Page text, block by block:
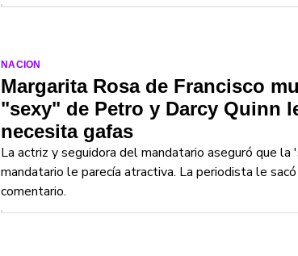
NACION
Margarita Rosa de Francisco
"sexy" de Petro y Darcy Quinn
necesita gafas
La actriz y seguidora del mandatario aseguró que
mandatario le parecía atractiva. La periodista le sacó
comentario.